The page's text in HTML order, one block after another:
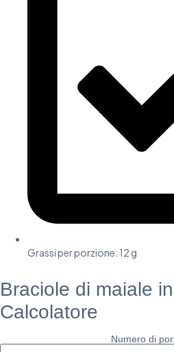
Grassi per porzione: 12 g
Braciole di maiale
Calcolatore
Numero di